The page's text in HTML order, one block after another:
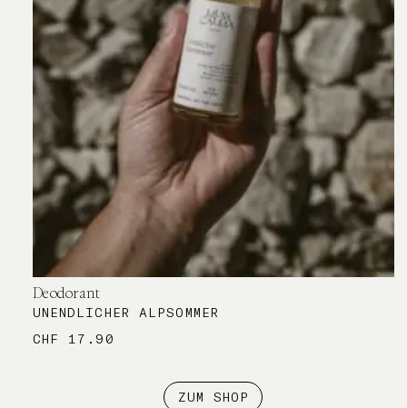
Deodorant
UNENDLICHER ALPSOMMER
CHF
17.90
ZUM SHOP